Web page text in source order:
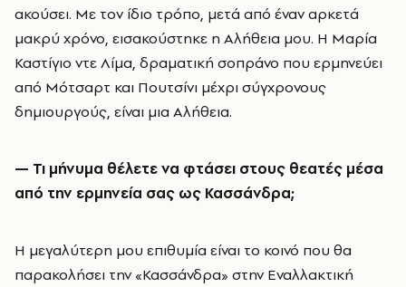
ακούσει. Με τον ίδιο τρόπο, μετά από έναν αρκετά
μακρύ χρόνο, εισακούστηκε η Αλήθεια μου. Η Μαρία
Καστίγιο ντε Λίμα, δραματική σοπράνο που ερμηνεύει
από Μότσαρτ και Πουτσίνι μέχρι σύγχρονους
δημιουργούς, είναι μια Αλήθεια.
— Τι μήνυμα θέλετε να φτάσει στους θεατές μέσα
από την ερμηνεία σας ως Κασσάνδρα;
Η μεγαλύτερη μου επιθυμία είναι το κοινό που θα
παρακολήσει την «Κασσάνδρα» στην Εναλλακτική